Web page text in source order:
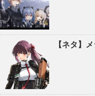
【ネタ】